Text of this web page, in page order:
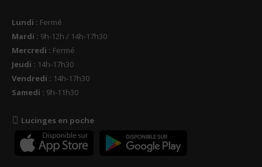
Lundi : Fermé
Mardi : 9h-12h / 14h-17h30
Mercredi : Fermé
Jeudi : 14h-17h30
Vendredi : 14h-17h30
Samedi : 9h-11h30
Lucinges en poche